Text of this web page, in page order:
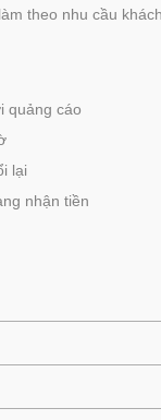
theo nhu cầu
quảng cáo
lại
nhận tiền